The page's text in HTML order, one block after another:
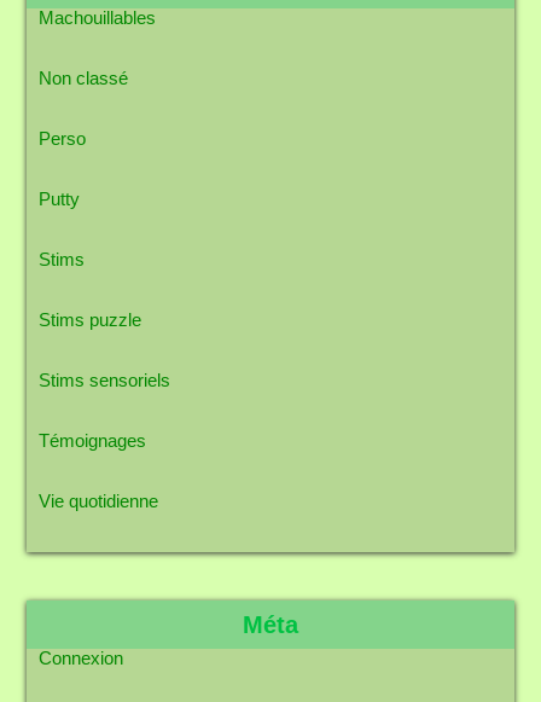
Machouillables
Non classé
Perso
Putty
Stims
Stims puzzle
Stims sensoriels
Témoignages
Vie quotidienne
Méta
Connexion